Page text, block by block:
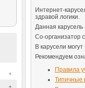
+
Интернет-
здравой логики.
Данная карусель
Со-организатор
В карусели
Рекомендуем
Правила
Типичные